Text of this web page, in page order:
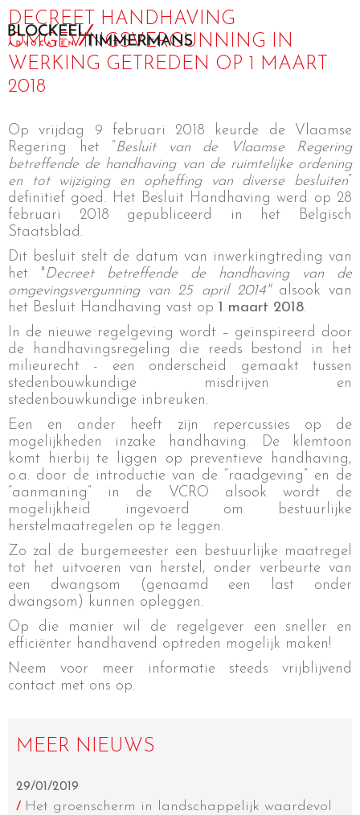
DECREET HANDHAVING
OMGEVINGSVERGUNNING IN
WERKING GETREDEN OP 1 MAART
2018
Op vrijdag 9 februari 2018 keurde de Vlaamse
Regering het “Besluit van de Vlaamse Regering
betreffende de handhaving van de ruimtelijke ordening
en tot wijziging en opheffing van diverse besluiten”
definitief goed. Het Besluit Handhaving werd op 28
februari 2018 gepubliceerd in het Belgisch
Staatsblad.
Dit besluit stelt de datum van inwerkingtreding van
het "Decreet betreffende de handhaving van de
omgevingsvergunning van 25 april 2014"alsook van
het Besluit Handhaving vast op 1 maart 2018.
In de nieuwe regelgeving wordt – geïnspireerd door
de handhavingsregeling die reeds bestond in het
milieurecht - een onderscheid gemaakt tussen
stedenbouwkundige misdrijven en
stedenbouwkundige inbreuken.
Een en ander heeft zijn repercussies op de
mogelijkheden inzake handhaving. De klemtoon
komt hierbij te liggen op preventieve handhaving,
o.a. door de introductie van de “raadgeving” en de
“aanmaning” in de VCRO alsook wordt de
mogelijkheid ingevoerd om bestuurlijke
herstelmaatregelen op te leggen.
Zo zal de burgemeester een bestuurlijke maatregel
tot het uitvoeren van herstel, onder verbeurte van
een dwangsom (genaamd een last onder
dwangsom) kunnen opleggen.
Op die manier wil de regelgever een sneller en
efficiënter handhavend optreden mogelijk maken!
Neem voor meer informatie steeds vrijblijvend
contact met ons op.
MEER NIEUWS
29/01/2019
/ Het groenscherm in landschappelijk waardevol